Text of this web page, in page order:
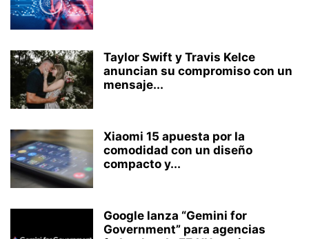
Taylor Swift y Travis Kelce
anuncian su compromiso con un
mensaje...
Xiaomi 15 apuesta por la
comodidad con un diseño
compacto y...
Google lanza “Gemini for
Government” para agencias